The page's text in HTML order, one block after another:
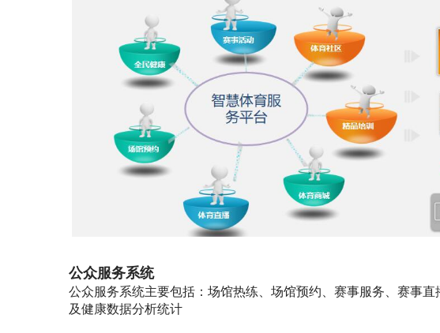
公众服务系统
公众服务系统主要包括：场馆热练、场馆预约、赛事服务、赛事
及健康数据分析统计